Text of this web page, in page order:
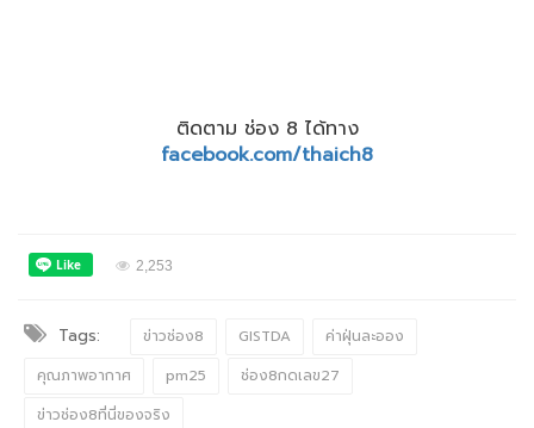
ติดตาม ช่อง 8 ได้ทาง
facebook.com/thaich8
2,253
Tags: ข่าวช่อง8 GISTDA
ค่าฝุ่นละออง
คุณภาพอากาศ
pm25
ช่อง8กดเลข27
ข่าวช่อง8ที่นี่ของจริง